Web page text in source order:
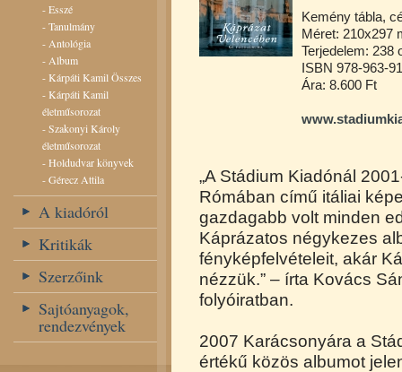
-Esszé
-Tanulmány
- Antológia
- Album
-Kárpáti Kamil Összes
-Kárpáti Kamil
életműsorozat
-Szakonyi Károly
életműsorozat
-Holdudvar könyvek
-Gérecz Attila
A kiadóról
Kritikák
Szerzőink
Sajtóanyagok,
rendezvények
Kemény tábla,
Méret: 210x297
Terjedelem: 238
ISBN 978-963-
Ára: 8.600 Ft
„A Stádium Kiadónál
Rómában című itáliai
gazdagabb volt minden
Káprázatos négykezes
fényképfelvételeit, akár
nézzük.” – írta Kovács
folyóiratban.
2007 Karácsonyára a
értékű közös albumot